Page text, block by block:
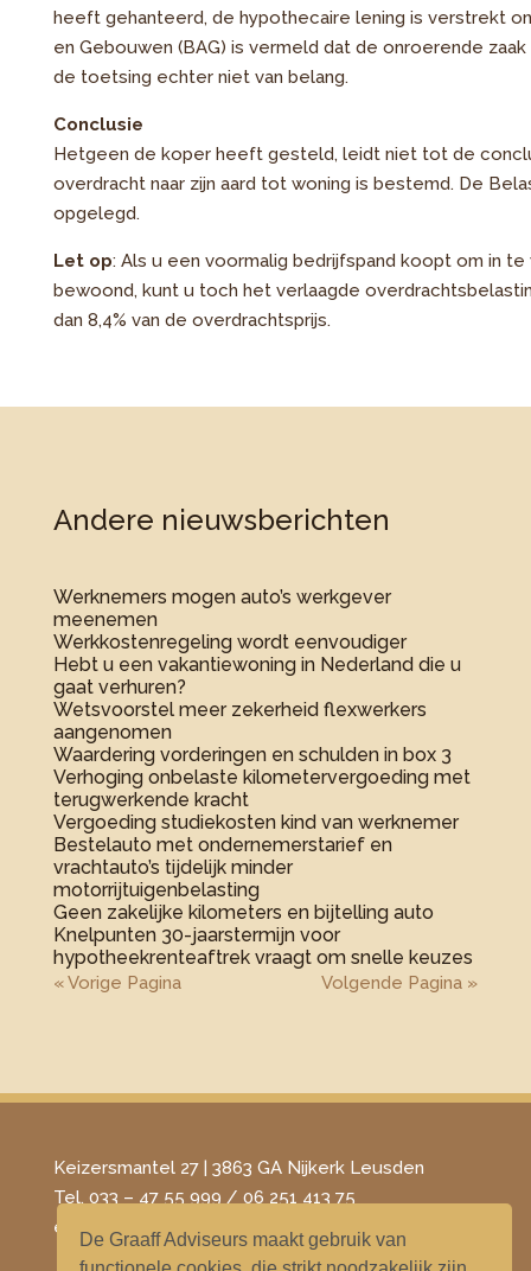
De Graaff Adviseurs maakt gebruik van
heeft gehanteerd, de hypothecaire lening is verstrekt
en Gebouwen (BAG) is vermeld dat de onroerende
de toetsing echter niet van belang.
Conclusie
Hetgeen de koper heeft gesteld, leidt niet tot de
overdracht naar zijn aard tot woning is bestemd. De
opgelegd.
Let op: Als u een voormalig bedrijfspand koopt om in
bewoond, kunt u toch het verlaagde
dan 8,4% van de overdrachtsprijs.
Andere nieuwsberichten
Werknemers mogen auto’s werkgever
meenemen
Werkkostenregeling wordt eenvoudiger
Hebt u een vakantiewoning in Nederland die u
gaat verhuren?
Wetsvoorstel meer zekerheid flexwerkers
aangenomen
Waardering vorderingen en schulden in box 3
Verhoging onbelaste kilometervergoeding met
terugwerkende kracht
Vergoeding studiekosten kind van werknemer
Bestelauto met ondernemerstarief en
vrachtauto’s tijdelijk minder
motorrijtuigenbelasting
Geen zakelijke kilometers en bijtelling auto
Knelpunten 30-jaarstermijn voor
hypotheekrenteaftrek vraagt om snelle keuzes
« Vorige Pagina Volgende Pagina »
Keizersmantel 27 | 3863 GA Nijkerk Leusden
Tel. 033 – 47 55 999 / 06 251 413 75
​e-mail –
info@degraaffadviseurs.nl